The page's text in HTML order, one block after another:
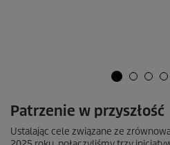
Patrzenie w przyszłość
Ustalając cele związane ze